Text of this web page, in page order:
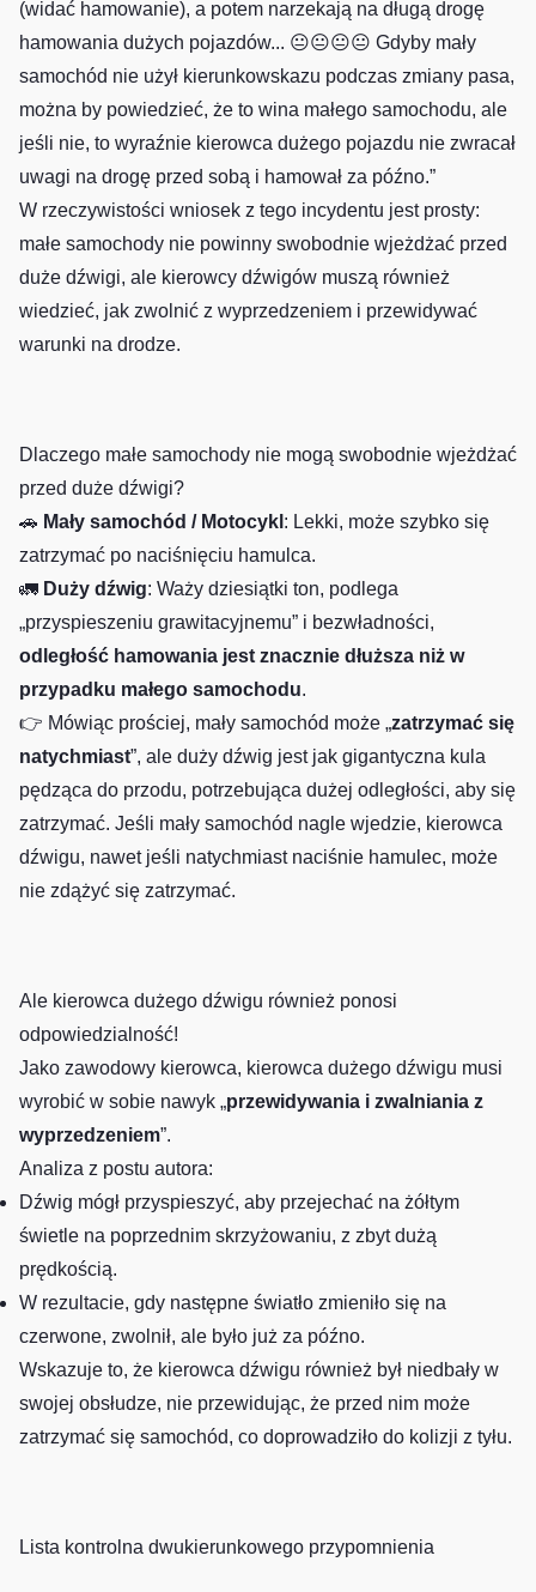
(widać hamowanie), a potem narzekają na długą drogę
hamowania dużych pojazdów... 😐😐😐😐 Gdyby mały
samochód nie użył kierunkowskazu podczas zmiany pasa,
można by powiedzieć, że to wina małego samochodu, ale
jeśli nie, to wyraźnie kierowca dużego pojazdu nie zwracał
uwagi na drogę przed sobą i hamował za późno.”
W rzeczywistości wniosek z tego incydentu jest prosty:
małe samochody nie powinny swobodnie wjeżdżać przed
duże dźwigi, ale kierowcy dźwigów muszą również
wiedzieć, jak zwolnić z wyprzedzeniem i przewidywać
warunki na drodze.
Dlaczego małe samochody nie mogą swobodnie wjeżdżać
przed duże dźwigi?
🚗 Mały samochód / Motocykl : Lekki, może szybko się
zatrzymać po naciśnięciu hamulca.
🚛 Duży dźwig: Waży dziesiątki ton, podlega
„przyspieszeniu grawitacyjnemu” i bezwładności,
odległość hamowania jest znacznie dłuższa niż w
przypadku małego samochodu.
👉 Mówiąc prościej, mały samochód może „zatrzymać się
natychmiast”, ale duży dźwig jest jak gigantyczna kula
pędząca do przodu, potrzebująca dużej odległości, aby się
zatrzymać. Jeśli mały samochód nagle wjedzie, kierowca
dźwigu, nawet jeśli natychmiast naciśnie hamulec, może
nie zdążyć się zatrzymać.
Ale kierowca dużego dźwigu również ponosi
odpowiedzialność!
Jako zawodowy kierowca, kierowca dużego dźwigu musi
wyrobić w sobie nawyk „przewidywania i zwalniania z
wyprzedzeniem”.
Analiza z postu autora:
Dźwig mógł przyspieszyć, aby przejechać na żółtym
świetle na poprzednim skrzyżowaniu, z zbyt dużą
prędkością.
W rezultacie, gdy następne światło zmieniło się na
czerwone, zwolnił, ale było już za późno.
Wskazuje to, że kierowca dźwigu również był niedbały w
swojej obsłudze, nie przewidując, że przed nim może
zatrzymać się samochód, co doprowadziło do kolizji z tyłu.
Lista kontrolna dwukierunkowego przypomnienia